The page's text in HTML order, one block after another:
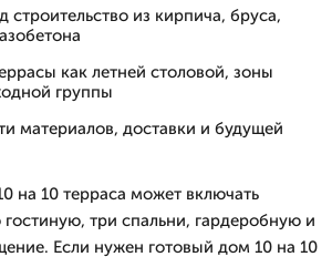
строительство из кирпича, бруса,
как летней столовой, зоны
группы
материалов, доставки и будущей
на 10 терраса может включать
три спальни, гардеробную и
Если нужен готовый дом 10 на 10